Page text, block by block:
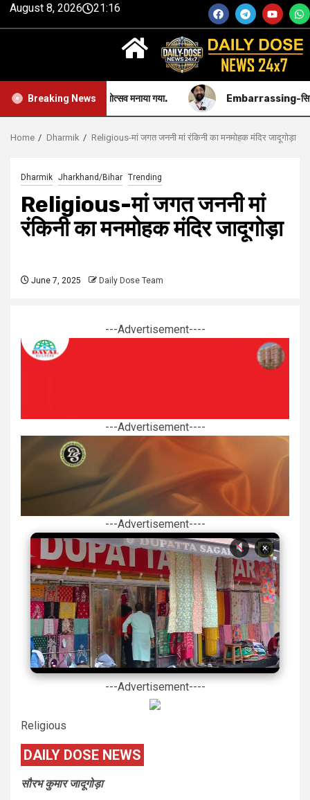
August 8, 2026 21:16
Breaking News
का प्रकाशोत्सव मनाया गया. Embarrassing-सिख समुदाय की
Home Dharmik Religious-मां जगत जननी मां रंकिनी का मनमोहक मंदिर जादूगोड़ा
Dharmik Jharkhand/Bihar Trending
Religious-मां जगत जननी मां
रंकिनी का मनमोहक मंदिर जादूगोड़ा
June 7, 2025 Daily Dose Team
---Advertisement----
---Advertisement----
---Advertisement----
×
---Advertisement----
Religious
DAILY DOSE NEWS
सौरभ कुमार जादूगोड़ा